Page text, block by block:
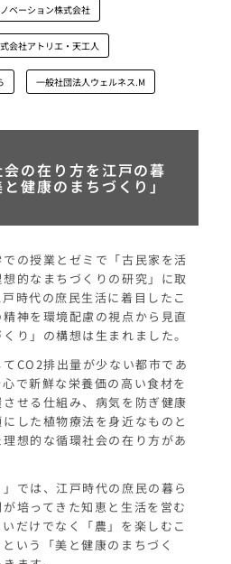
ベーション株式会社
会社アトリエ・天工人
一般社団法人ウェルネス.M
の在り方を江戸の暮
健康のまちづくり」
の授業とゼミで「古民家を活
的なまちづくりの研究」に取
時代の庶民生活に着目したこ
神を環境配慮の視点から見直
り」の構想は生まれました。
CO2排出量が少ない都市であ
で新鮮な栄養価の高い食材を
せる仕組み、病気を防ぎ健康
した植物療法を身近なものと
想的な循環社会の在り方があ
」では、江戸時代の庶民の暮ら
培ってきた知恵と生活を営む
だけでなく「農」を楽しむこ
いう「美と健康のまちづく